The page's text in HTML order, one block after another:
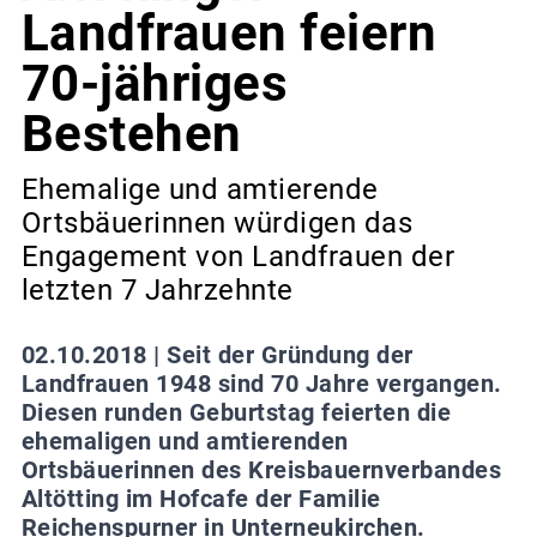
Landfrauen feiern
70-jähriges
Bestehen
Ehemalige und amtierende
Ortsbäuerinnen würdigen das
Engagement von Landfrauen der
letzten 7 Jahrzehnte
02.10.2018 | Seit der Gründung der
Landfrauen 1948 sind 70 Jahre vergangen.
Diesen runden Geburtstag feierten die
ehemaligen und amtierenden
Ortsbäuerinnen des Kreisbauernverbandes
Altötting im Hofcafe der Familie
Reichenspurner in Unterneukirchen.